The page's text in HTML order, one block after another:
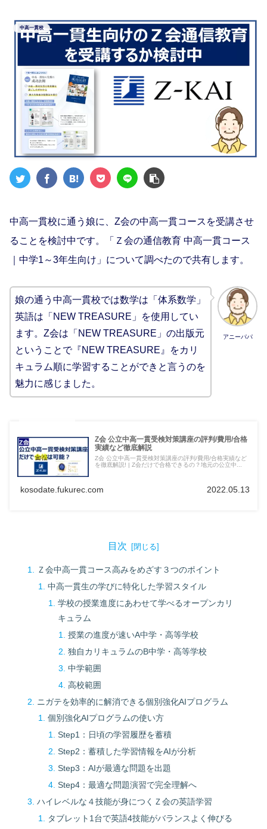
中高一貫校
中高一貫校に通う娘に、Z会の中高一貫コースを受講させ
ることを検討中です。「Ｚ会の通信教育 中高一貫コース
｜中学1～3年生向け」について調べたので共有します。
アニーパパ
娘の通う中高一貫校では数学は「体系数学」
英語は「NEW TREASURE」を使用してい
ます。Z会は「NEW TREASURE」の出版元
ということで『NEW TREASURE』をカリ
キュラム順に学習することができと言うのを
魅力に感じました。
Z会 公立中高一貫受検対策講座の評判/費用/合格
実績など徹底解説
Z会 公立中高一貫受検対策講座の評判/費用/合格実績など
を徹底解説! | Z会だけで合格できるの？地元の公立中...
kosodate.fukurec.com 2022.05.13
目次
Ｚ会中高一貫コース高みをめざす３つのポイント
中⾼⼀貫⽣の学びに特化した学習スタイル
学校の授業進度にあわせて学べるオープンカリ
キュラム
授業の進度が速いA中学・高等学校
独自カリキュラムのB中学・高等学校
中学範囲
高校範囲
ニガテを効率的に解消できる個別強化AIプログラム
個別強化AIプログラムの使い方
Step1：日頃の学習履歴を蓄積
Step2：蓄積した学習情報をAIが分析
Step3：AIが最適な問題を出題
Step4：最適な問題演習で完全理解へ
ハイレベルな４技能が⾝につくＺ会の英語学習
タブレット1台で英語4技能がバランスよく伸びる